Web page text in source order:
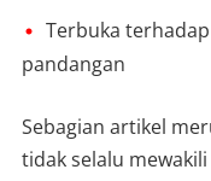
Terbuka
pandangan
Sebagian artikel
tidak selalu